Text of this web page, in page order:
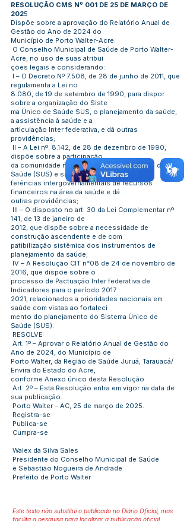
RESOLUÇÃO CMS Nº 001 DE 25 DE MARÇO DE
2025
Dispõe sobre a aprovação do Relatório Anual de
Gestão do Ano de 2024 do
Município de Porto Walter-Acre.
O Conselho Municipal de Saúde de Porto Walter-
Acre, no uso de suas atribui
ções legais e considerando:
I – O Decreto Nº 7.508, de 28 de junho de 2011, que
regulamenta a Lei no
8.080, de 19 de setembro de 1990, para dispor
sobre a organização do Siste
ma Único de Saúde SUS, o planejamento da saúde,
a assistência à saúde e a
articulação Inter federativa, e dá outras
providências;
II – A Lei nº. 8.142, de 28 de dezembro de 1990,
dispõe sobre a participação
da comunidade na gestão do Sistema Único de
Saúde (SUS) e sobre as trans
ferências intergovernamentais de recursos
financeiros na área da saúde e dá
outras providências;
III – O disposto no art. 30 da Lei Complementar nº
141, de 13 de janeiro de
2012, que dispõe sobre a necessidade de
construção ascendente e de com
patibilização sistêmica dos instrumentos de
planejamento da saúde;
IV – A Resolução CIT n°08 de 24 de novembro de
2016, que dispõe sobre o
processo de Pactuação Inter federativa de
Indicadores para o período 2017
2021, relacionados a prioridades nacionais em
saúde com vistas ao fortaleci
mento do planejamento do Sistema Único de
Saúde (SUS).
RESOLVE:
Art. 1º – Aprovar o Relatório Anual de Gestão do
Ano de 2024, do Município de
Porto Walter, da Região de Saúde Juruá, Tarauacá/
Envira do Estado do Acre,
conforme Anexo único desta Resolução.
Art. 2º – Esta Resolução entra em vigor na data de
sua publicação.
Porto Walter – AC, 25 de março de 2025.
Registra-se
Publica-se
Cumpra-se
Walex da Silva Sales
Presidente do Conselho Municipal de Saúde
e Sebastião Nogueira de Andrade
Prefeito de Porto Walter
Este texto não substitui o publicado no Diário Oficial, mas
facilita a pesquisa para localizar a publicação oficial.